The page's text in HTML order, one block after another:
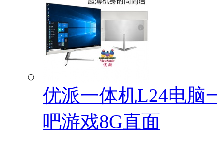
优派一体机L24电脑
吧游戏8G直面